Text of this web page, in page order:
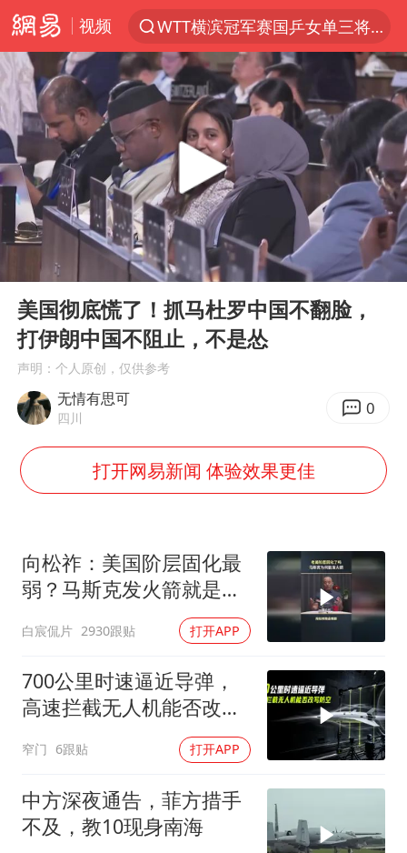
视频
WTT横滨冠军赛国乒女单三将晋级四强
光影经济撬动暑期消费新蓝海
白海豚将正面袭击贯穿浙江
杭州全市有序停课
黄金牛市回来了吗
酒店花洒现排泄物住客索赔遭拒
情侣在平潭拍日出时坠崖致一死一伤
新疆优化调整景区内自驾服务费
郑丽文：台湾从来没有“独立”过
泰国初中生饮弹自尽前开了26枪
央视新主播李秋莹孙亚鹏亮相
宇树王兴兴被问了360多个问题
全民健身事业高质量发展
唐田赛前发布会上引用《孙子兵法》
乐享全民健身 共筑健康中国
Play
00:00
美国彻底慌了！抓马杜罗中国不翻脸，
打伊朗中国不阻止，不是怂
声明：个人原创，仅供参考
无情有思可
四川 0
打开网易新闻 体验效果更佳
向松祚：美国阶层固化最
弱？马斯克发火箭就是答
白宸侃片 2930跟贴 打开APP
700公里时速逼近导弹，
高速拦截无人机能否改写
窄门 6跟贴 打开APP
中方深夜通告，菲方措手
不及，教10现身南海